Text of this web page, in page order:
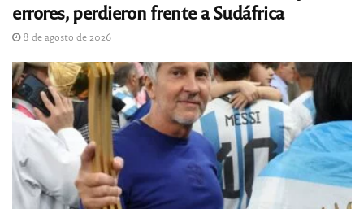
errores, perdieron frente a Sudáfrica
8 de agosto de 2026